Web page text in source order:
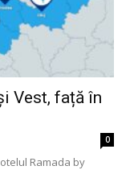
Vest, față în
0
Ramada by